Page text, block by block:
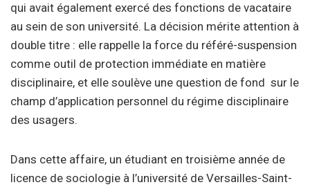
qui avait également exercé des fonctions de vacataire
au sein de son université. La décision mérite attention à
double titre : elle rappelle la force du référé-suspension
comme outil de protection immédiate en matière
disciplinaire, et elle soulève une question de fond sur le
champ d’application personnel du régime disciplinaire
des usagers.
Dans cette affaire, un étudiant en troisième année de
licence de sociologie à l’université de Versailles-Saint-